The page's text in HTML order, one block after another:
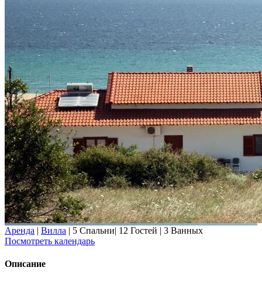
Аренда | Вилла | 5 Спальни| 12 Гостей | 3 Ванных
Посмотреть календарь
Описание